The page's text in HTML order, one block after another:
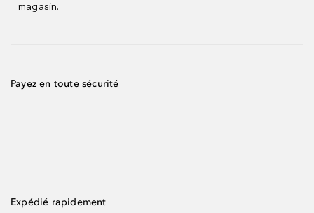
magasin.
Payez en toute sécurité
Expédié rapidement